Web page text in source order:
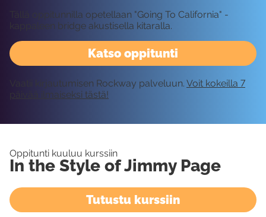
Katso oppitunti
Tällä oppitunnilla opetellaan "Going To California" -
kappaleen bridge akustisella kitaralla.
Vaatii kirjautumisen Rockway palveluun. Voit kokeilla 7
päivää ilmaiseksi tästä!
Oppitunti kuuluu kurssiin
In the Style of Jimmy Page
Tutustu kurssiin